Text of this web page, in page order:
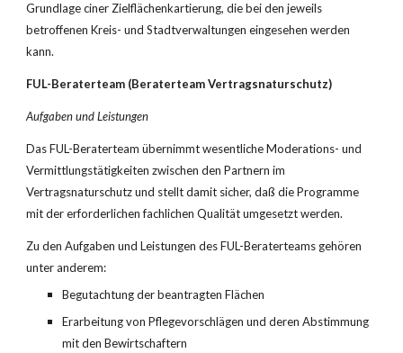
Grundlage ciner Zielflächenkartierung, die bei den jeweils
betroffenen Kreis- und Stadtverwaltungen einge­sehen werden
kann.
FUL-Beraterteam (Beraterteam Vertragsnaturschutz)
Aufgaben und Leistungen
Das FUL-Beraterteam übernimmt wesentliche Moderations- und
Vermittlungstätigkeiten zwischen den Partnern im
Vertragsnaturschutz und stellt damit sicher, daß die Programme
mit der erforderlichen fachlichen Qualität umgesetzt werden.
Zu den Aufgaben und Leistungen des FUL-Berater­teams gehören
unter anderem:
Begutachtung der beantragten Flächen
Erarbeitung von Pflegevorschlägen und deren Abstimmung
mit den Bewirtschaftern